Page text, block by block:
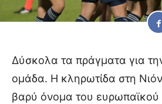
Δύσκολα τα πράγματα για
ομάδα. Η κληρωτίδα στη
βαρύ όνομα του ευρωπαϊκού